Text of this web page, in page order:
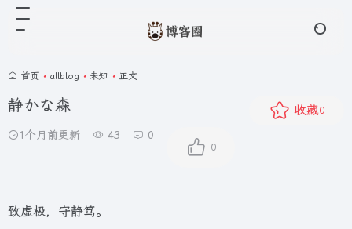
首页 • allblog • 未知 • 正文
静かな森
1个月前更新 43 0
0
收藏0
致虚极，守静笃。